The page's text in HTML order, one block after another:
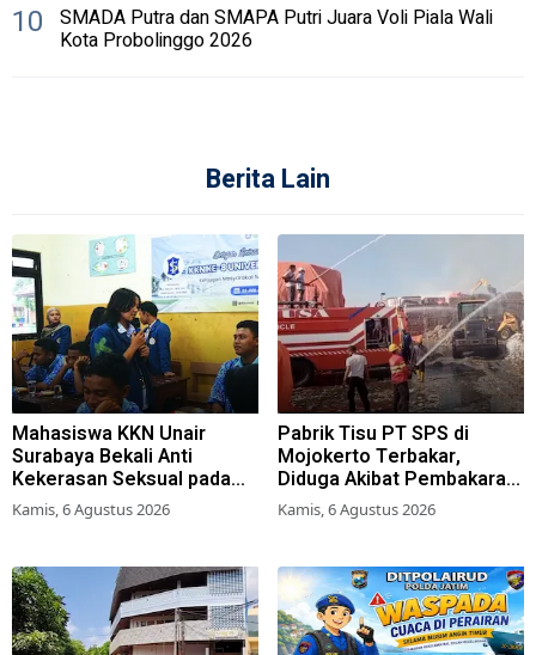
10 SMADA Putra dan SMAPA Putri Juara Voli Piala Wali
Kota Probolinggo 2026
Berita Lain
Mahasiswa KKN Unair
Surabaya Bekali Anti
Kekerasan Seksual pada
Siswa SMK
Kamis, 6 Agustus 2026
Pabrik Tisu PT SPS di
Mojokerto Terbakar,
Diduga Akibat Pembakaran
Lahan Tebu
Kamis, 6 Agustus 2026